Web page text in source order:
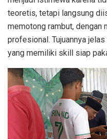
teoretis, tetapi langsung
memotong rambut, dengan
profesional. Tujuannya
yang memiliki skill siap